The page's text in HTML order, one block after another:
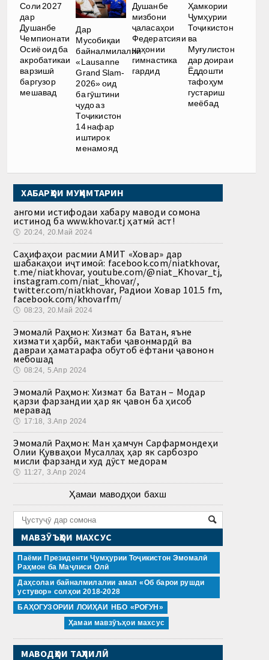
Соли 2027
дар
Душанбе
Чемпионати
Осиё оид ба
акробатикаи
варзишӣ
баргузор
мешавад
Дар
Мусобиқаи
байналмилалии
«Lausanne
Grand Slam-
2026» оид
ба гӯштини
ҷудо аз
Тоҷикистон
14 нафар
иштирок
менамояд
Душанбе
мизбони
ҷаласаҳои
Федератсияи
ҷаҳонии
гимнастика
гардид
Ҳамкории
Ҷумҳурии
Тоҷикистон
ва
Муғулистон
дар доираи
Ёддошти
тафоҳум
густариш
меёбад
ХАБАРҲОИ МУҲИМТАРИН
Ҳангоми истифодаи хабару маводи сомона
истинод ба www.khovar.tj ҳатмӣ аст!
🕔 20:24, 20.Май 2024
Саҳифаҳои расмии АМИТ «Ховар» дар
шабакаҳои иҷтимоӣ: facebook.com/niatkhovar,
t.me/niatkhovar, youtube.com/@niat_Khovar_tj,
instagram.com/niat_khovar/,
twitter.com/niatkhovar, Радиои Ховар 101.5 fm,
facebook.com/khovarfm/
🕔 08:23, 20.Май 2024
Эмомалӣ Раҳмон: Хизмат ба Ватан, яъне
хизмати ҳарбӣ, мактаби ҷавонмардӣ ва
давраи ҳаматарафа обутоб ёфтани ҷавонон
мебошад
🕔 08:24, 5.Апр 2024
Эмомалӣ Раҳмон: Хизмат ба Ватан – Модар
қарзи фарзандии ҳар як ҷавон ба ҳисоб
меравад
🕔 17:18, 3.Апр 2024
Эмомалӣ Раҳмон: Ман ҳамчун Сарфармондеҳи
Олии Қувваҳои Мусаллаҳ ҳар як сарбозро
мисли фарзанди худ дӯст медорам
🕔 11:27, 3.Апр 2024
Ҳамаи маводҳои бахш
МАВЗӮЪҲОИ МАХСУС
Паёми Президенти Ҷумҳурии Тоҷикистон Эмомалӣ
Раҳмон ба Маҷлиси Олӣ
Даҳсолаи байналмилалии амал «Об барои рушди
устувор» солҳои 2018-2028
БАҲОГУЗОРИИ ЛОИҲАИ НБО «РОҒУН»
Ҳамаи мавзӯъҳои махсус
МАВОДҲОИ ТАҲЛИЛӢ